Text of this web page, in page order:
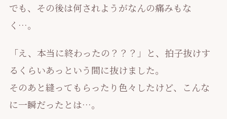
でも、その後は何されようがなんの痛みもな
く…。
「え、本当に終わったの？？？」と、拍子抜けす
るくらいあっという間に抜けました。
そのあと縫ってもらったり色々したけど、こんな
に一瞬だったとは…。